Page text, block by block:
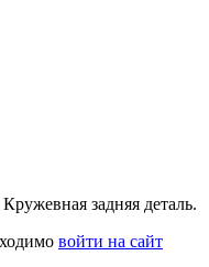
задняя деталь.
войти на сайт